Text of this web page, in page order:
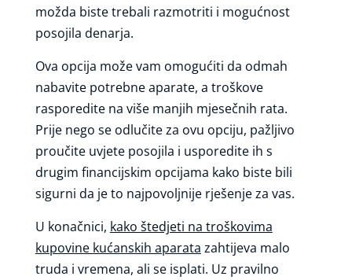
možda biste trebali razmotriti i mogućnost
posojila denarja.
Ova opcija može vam omogućiti da odmah
nabavite potrebne aparate, a troškove
rasporedite na više manjih mjesečnih rata.
Prije nego se odlučite za ovu opciju, pažljivo
proučite uvjete posojila i usporedite ih s
drugim financijskim opcijama kako biste bili
sigurni da je to najpovoljnije rješenje za vas.
U konačnici, kako štedjeti na troškovima
kupovine kućanskih aparata zahtijeva malo
truda i vremena, ali se isplati. Uz pravilno